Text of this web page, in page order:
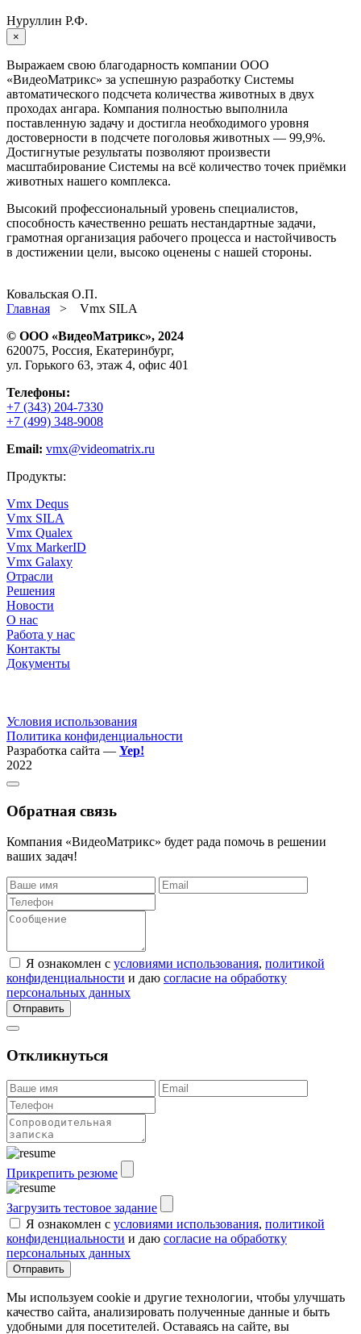
Нуруллин Р.Ф.
×
Выражаем свою благодарность компании ООО
«ВидеоМатрикс» за успешную разработку Системы
автоматического подсчета количества животных в двух
проходах ангара. Компания полностью выполнила
поставленную задачу и достигла необходимого уровня
достоверности в подсчете поголовья животных — 99,9%.
Достигнутые результаты позволяют произвести
масштабирование Системы на всё количество точек приёмки
животных нашего комплекса.
Высокий профессиональный уровень специалистов,
способность качественно решать нестандартные задачи,
грамотная организация рабочего процесса и настойчивость
в достижении цели, высоко оценены с нашей стороны.
Ковальская О.П.
Главная > Vmx SILA
© ООО «ВидеоМатрикс», 2024
620075, Россия, Екатеринбург,
ул. Горького 63, этаж 4, офис 401
Телефоны:
+7 (343) 204-7330
+7 (499) 348-9008
Email: vmx@videomatrix.ru
Продукты:
Vmx Dequs
Vmx SILA
Vmx Qualex
Vmx MarkerID
Vmx Galaxy
Отрасли
Решения
Новости
О нас
Работа у нас
Контакты
Документы
Условия использования
Политика конфиденциальности
Разработка сайта — Yep!
2022
Обратная связь
Компания «ВидеоМатрикс» будет рада помочь в решении
ваших задач!
Я ознакомлен с условиями использования, политикой
конфиденциальности и даю согласие на обработку
персональных данных
Отправить
Откликнуться
Прикрепить резюме
Загрузить тестовое задание
Я ознакомлен с условиями использования, политикой
конфиденциальности и даю согласие на обработку
персональных данных
Отправить
Мы используем cookie и другие технологии, чтобы улучшать
качество сайта, анализировать полученные данные и быть
удобными для посетителей. Оставаясь на сайте, вы